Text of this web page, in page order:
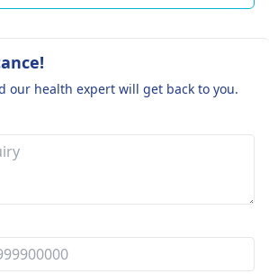
our health expert will get back to you.